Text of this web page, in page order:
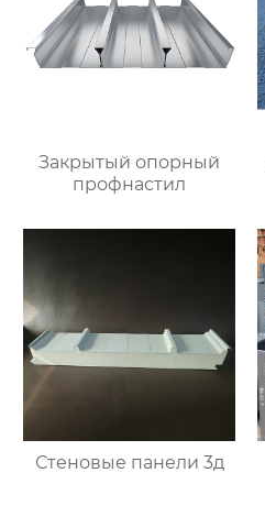
Закрытый опорный
профнастил
Стеновые панели 3д